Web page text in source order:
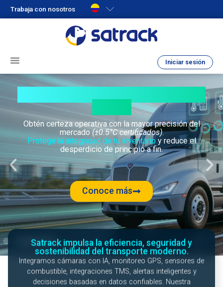
Trabaja con nosotros
Iniciar sesión
error?
Obtén certeza operativa con la mayor precisión del
mercado (±0.5°C certificados).
Protege la integridad de tu inventarioy reduce el
desperdicio de principio a fin.
Conoce más
Satrack impulsa la eficiencia, seguridad y
sostenibilidad del transporte moderno.
Integramos cámaras con IA, monitoreo GPS, sensores de
combustible, integraciones TMS, alertas inteligentes y
decisiones basadas en datos confiables. Nuestra